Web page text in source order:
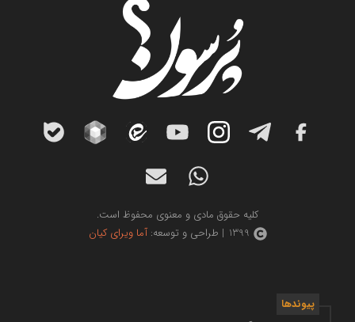
کلیه حقوق مادی و معنوی محفوظ است.
1399 | طراحی و توسعه:
آما ویرای کیان
پیوندها